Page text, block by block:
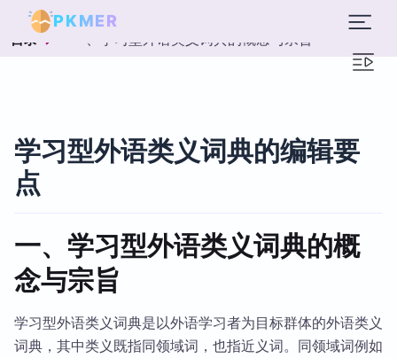
PKMER
目录 一、学习型外语类义词典的概念与宗旨
学习型外语类义词典的编辑要
点
一、学习型外语类义词典的概
念与宗旨
学习型外语类义词典是以外语学习者为目标群体的外语类义
词典，其中类义既指同领域词，也指近义词。同领域词例如